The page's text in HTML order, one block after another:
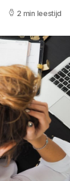
2 min leestijd